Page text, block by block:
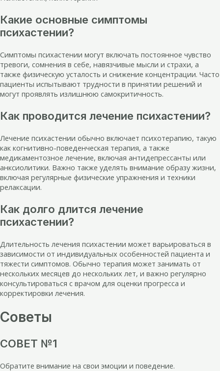
Какие основные симптомы
психастении?
Симптомы психастении могут включать постоянное чувство
тревоги, сомнения в себе, навязчивые мысли и страхи, а
также физическую усталость и снижение концентрации. Часто
пациенты испытывают трудности в принятии решений и
могут проявлять излишнюю самокритичность.
Как проводится лечение психастении?
Лечение психастении обычно включает психотерапию, такую
как когнитивно-поведенческая терапия, а также
медикаментозное лечение, включая антидепрессанты или
анксиолитики. Важно также уделять внимание образу жизни,
включая регулярные физические упражнения и техники
релаксации.
Как долго длится лечение
психастении?
Длительность лечения психастении может варьироваться в
зависимости от индивидуальных особенностей пациента и
тяжести симптомов. Обычно терапия может занимать от
нескольких месяцев до нескольких лет, и важно регулярно
консультироваться с врачом для оценки прогресса и
корректировки лечения.
Советы
СОВЕТ №1
Обратите внимание на свои эмоции и поведение.